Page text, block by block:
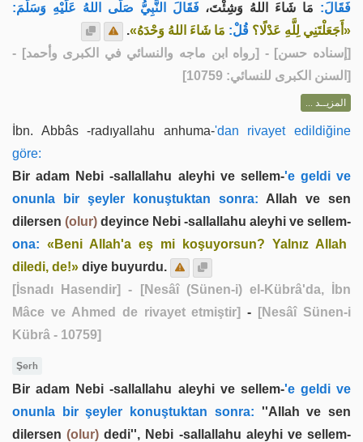
فَقَالَ: مَا شَاءَ اللهُ وَشِئْتَ، فَقَالَ النَّبِيُّ صَلَّى اللهُ عَلَيْهِ وَسَلَّمَ:
«أَجَعَلْتَنِي لِلَّهِ عَدْلًا؟ قُلْ: مَا شَاءَ اللهُ وَحْدَهُ».
[إسناده حسن] - [رواه ابن ماجه والنسائي في الكبرى وأحمد] -
[السنن الكبرى للنسائي: 10759]
المزيــد ...
İbn. Abbâs -radıyallahu anhuma-'dan rivayet edildiğine
göre:
Bir adam Nebi -sallallahu aleyhi ve sellem-'e geldi ve
onunla bir şeyler konuştuktan sonra: Allah ve sen
dilersen (olur) deyince Nebi -sallallahu aleyhi ve sellem-
ona: «Beni Allah'a eş mi koşuyorsun? Yalnız Allah
diledi, de!» diye buyurdu.
[İsnadı Hasendir]
- [Nesâî (Sünen-i) el-Kübrâ'da, İbn
Mâce ve Ahmed de rivayet etmiştir] -
[Nesâî Sünen-i
Kübrâ - 10759]
Şerh
Bir adam Nebi -sallallahu aleyhi ve sellem-'e geldi ve
onunla bir şeyler konuştuktan sonra: ''Allah ve sen
dilersen(olur) dedi'', Nebi -sallallahu aleyhi ve sellem-